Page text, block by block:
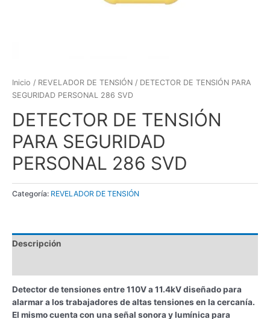
Inicio / REVELADOR DE TENSIÓN / DETECTOR DE TENSIÓN PARA
SEGURIDAD PERSONAL 286 SVD
DETECTOR DE TENSIÓN
PARA SEGURIDAD
PERSONAL 286 SVD
Categoría: REVELADOR DE TENSIÓN
Descripción
Detector de tensiones entre 110V a 11.4kV diseñado para
alarmar a los trabajadores de altas tensiones en la cercanía.
El mismo cuenta con una señal sonora y lumínica para